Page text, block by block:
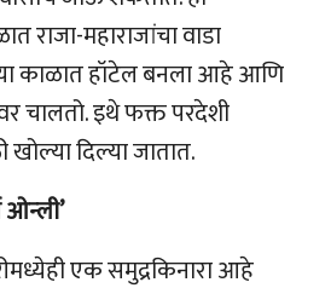
राजा-महाराजांचा वाडा
काळात हॉटेल बनला आहे आणि
चालतो. इथे फक्त परदेशी
खोल्या दिल्या जातात.
ओन्ली’
एक समुद्रकिनारा आहे